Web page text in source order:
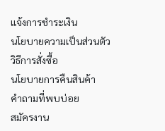
แจ้งการชำระเงิน
นโยบายความเป็นส่วนตัว
วิธีการสั่งซื้อ
นโยบายการคืนสินค้า
คำถามที่พบบ่อย
สมัครงาน